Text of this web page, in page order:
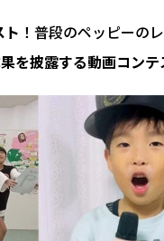
ト ！普段のペッピーの
を披露する動画コン